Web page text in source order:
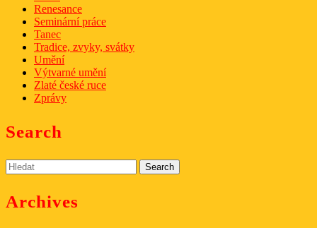
Renesance
Seminární práce
Tanec
Tradice, zvyky, svátky
Umění
Výtvarné umění
Zlaté české ruce
Zprávy
Search
Search
for:
Archives